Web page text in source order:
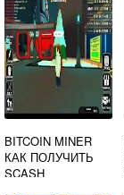
BITCOIN MINER
КАК ПОЛУЧИТЬ
SCASH